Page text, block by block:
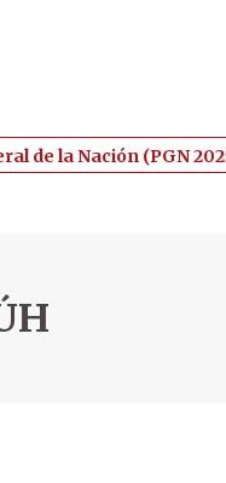
de la Nación (PGN